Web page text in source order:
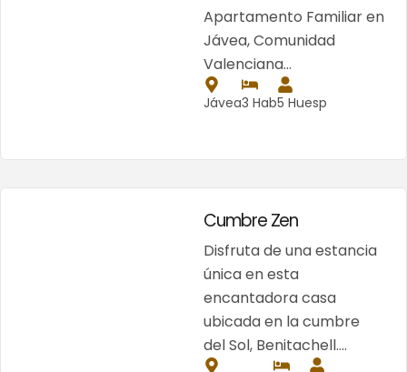
Apartamento Familiar en
Jávea, Comunidad
Valenciana…
Jávea3 Hab5 Huesp
Cumbre Zen
Disfruta de una estancia
única en esta
encantadora casa
ubicada en la cumbre
del Sol, Benitachell….